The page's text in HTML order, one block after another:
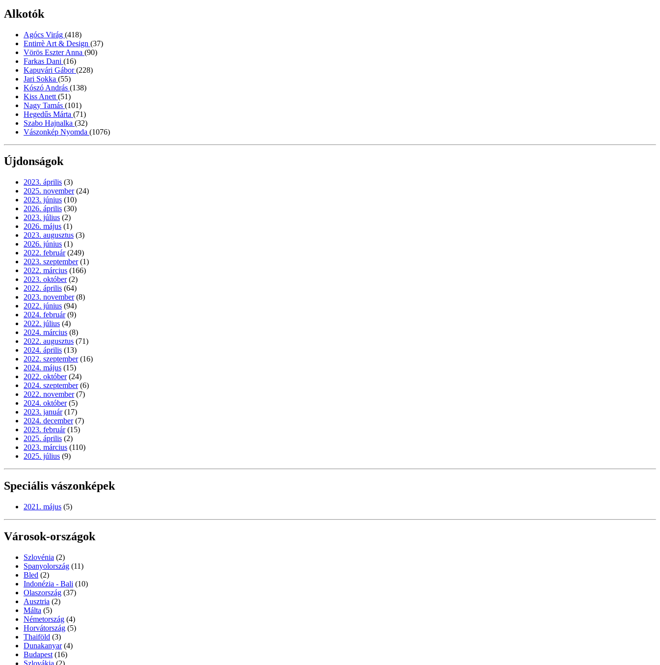
Alkotók
Agócs Virág (418)
Entirrè Art & Design (37)
Vörös Eszter Anna (90)
Farkas Dani (16)
Kapuvári Gábor(228)
Jari Sokka (55)
Kószó András (138)
Kiss Anett (51)
Nagy Tamás (101)
Hegedűs Márta (71)
Szabo Hajnalka (32)
Vászonkép Nyomda (1076)
Újdonságok
2023. április (3)
2025. november (24)
2023. június (10)
2026. április (30)
2023. július (2)
2026. május (1)
2023. augusztus (3)
2026. június (1)
2022. február (249)
2023. szeptember (1)
2022. március (166)
2023. október (2)
2022. április (64)
2023. november (8)
2022. június (94)
2024. február (9)
2022. július (4)
2024. március (8)
2022. augusztus (71)
2024. április (13)
2022. szeptember (16)
2024. május (15)
2022. október (24)
2024. szeptember (6)
2022. november (7)
2024. október (5)
2023. január (17)
2024. december (7)
2023. február (15)
2025. április (2)
2023. március (110)
2025. július (9)
Speciális vászonképek
2021. május (5)
Városok-országok
Szlovénia (2)
Spanyolország (11)
Bled (2)
Indonézia - Bali (10)
Olaszország (37)
Ausztria (2)
Málta (5)
Németország (4)
Horvátország (5)
Thaiföld (3)
Dunakanyar (4)
Budapest (16)
Szlovákia (2)